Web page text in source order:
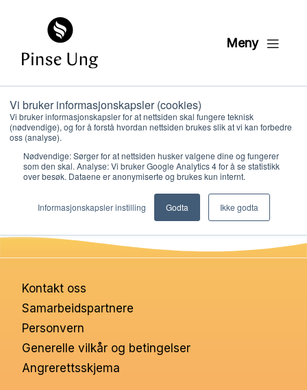
Vi bruker informasjonskapsler (cookies)
Vi bruker informasjonskapsler for at nettsiden skal fungere teknisk
(nødvendige), og for å forstå hvordan nettsiden brukes slik at vi kan forbedre
oss (analyse).
Nødvendige: Sørger for at nettsiden husker valgene dine og fungerer
som den skal. Analyse: Vi bruker Google Analytics 4 for å se statistikk
over besøk. Dataene er anonymiserte og brukes kun internt.
Informasjonskapsler instilling Godta Ikke godta
Meny
påske quiz23
PER KRISTIAN LØVE
PUBLISERT18. MARS 2022
Kontakt oss
Samarbeidspartnere
Personvern
Generelle vilkår og betingelser
Angrerettsskjema
Hva vi gjør
Ressurser
Nettbutikk
Kontakt oss